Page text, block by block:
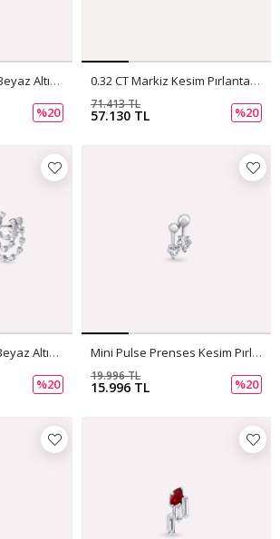
Astra Pırlanta Taşlı Beyaz Altın Küpe
%20
0.32 CT Markiz Kesim Pırlanta Taşlı Beyaz Altın Tek Küpe
57.130 TL
71.413 TL
%20
Sirav Pırlanta Taşlı Beyaz Altın Küpe
%20
Mini Pulse Prenses Kesim Pırlanta Taşlı Beyaz Altın Tek Küpe
15.996 TL
19.996 TL
%20